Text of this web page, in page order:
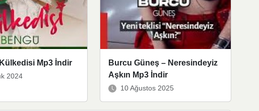
Mp3 İndir
2024
Burcu Güneş – Neresindeyiz
Aşkın Mp3 İndir
10 Ağustos 2025